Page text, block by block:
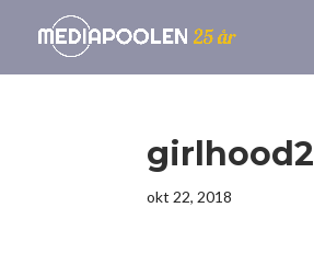
girlhood2
okt 22, 2018